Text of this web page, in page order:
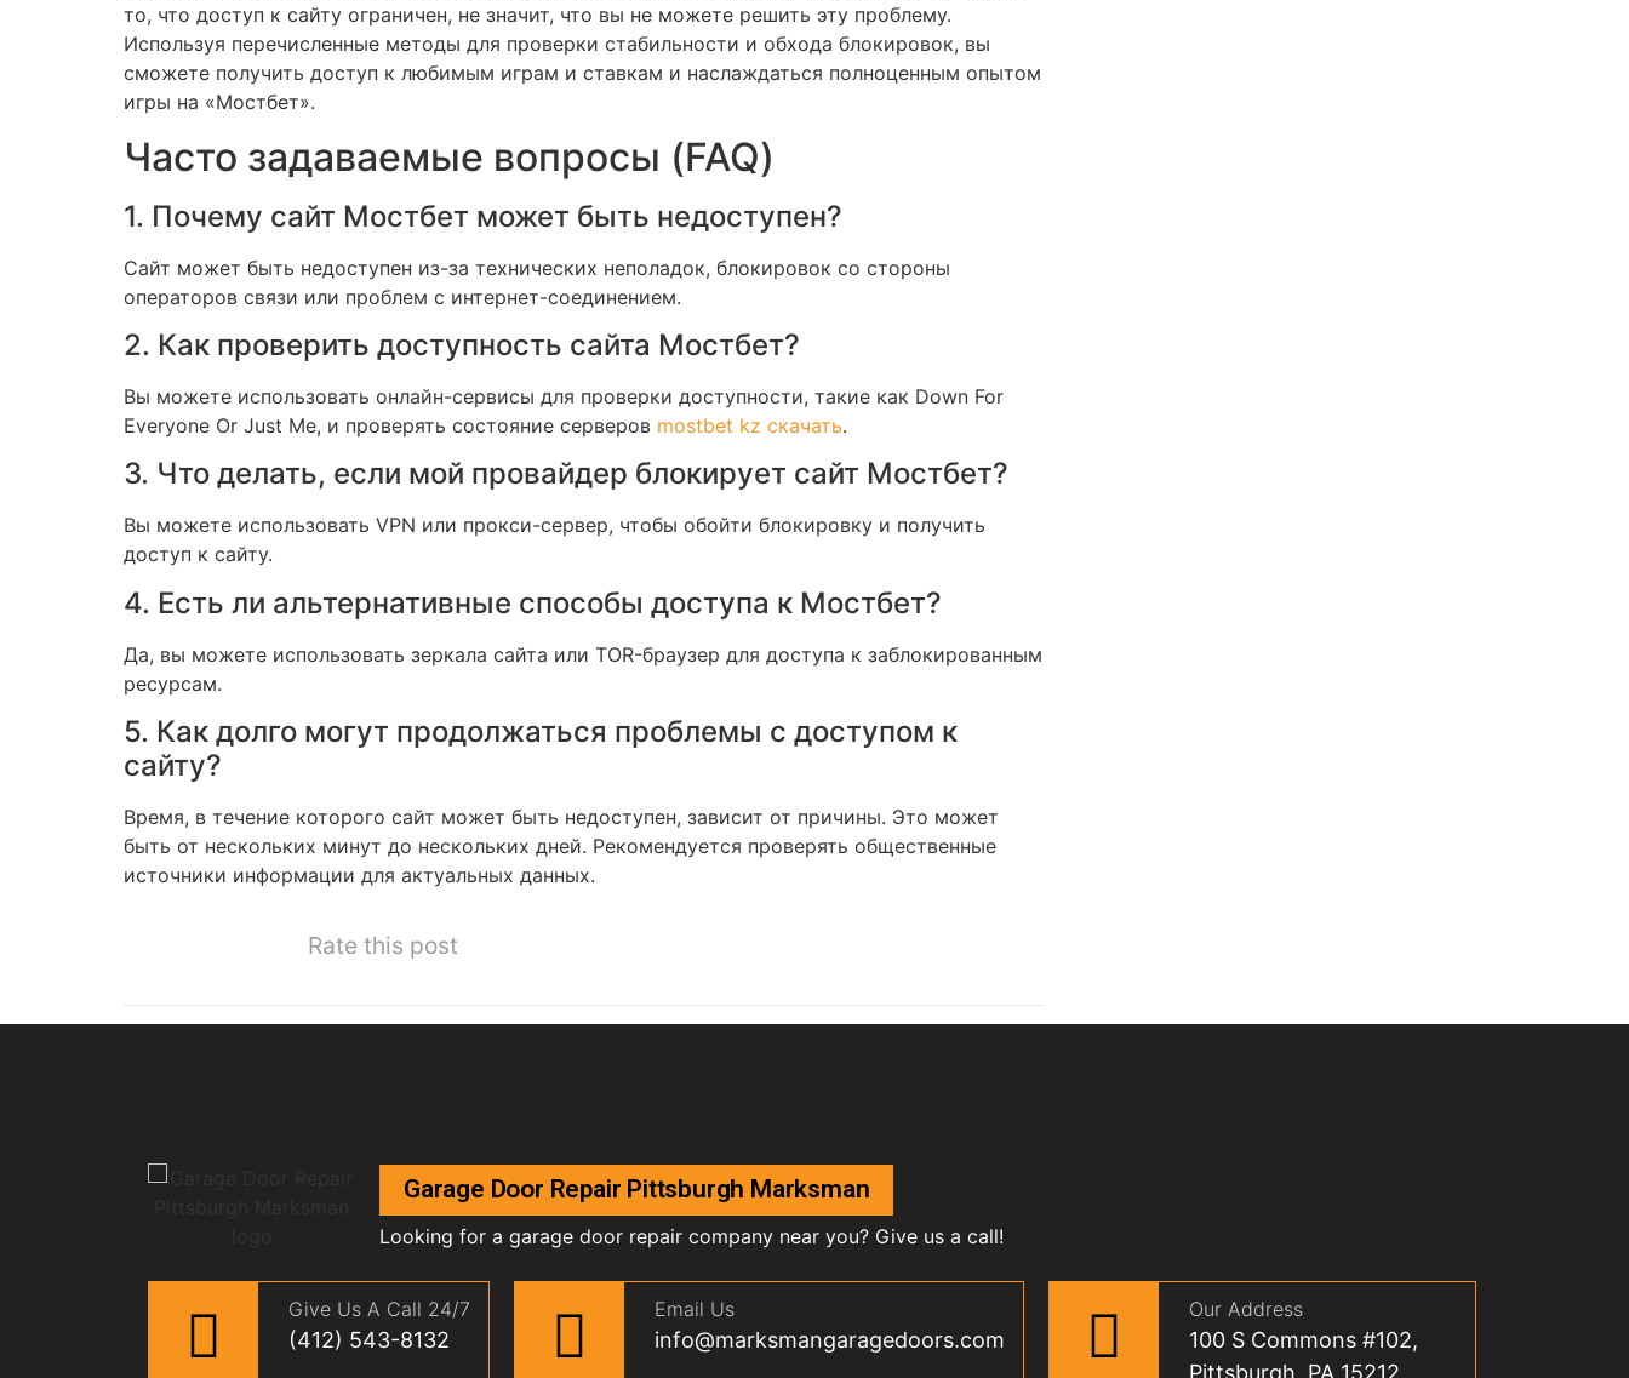
то, что доступ к сайту ограничен, не значит, что вы не можете решить эту проблему.
Используя перечисленные методы для проверки стабильности и обхода блокировок, вы
сможете получить доступ к любимым играм и ставкам и наслаждаться полноценным опытом
игры на «Мостбет».
Часто задаваемые вопросы (FAQ)
1. Почему сайт Мостбет может быть недоступен?
Сайт может быть недоступен из-за технических неполадок, блокировок со стороны
операторов связи или проблем с интернет-соединением.
2. Как проверить доступность сайта Мостбет?
Вы можете использовать онлайн-сервисы для проверки доступности, такие как Down For
Everyone Or Just Me, и проверять состояние серверов mostbet kz скачать.
3. Что делать, если мой провайдер блокирует сайт Мостбет?
Вы можете использовать VPN или прокси-сервер, чтобы обойти блокировку и получить
доступ к сайту.
4. Есть ли альтернативные способы доступа к Мостбет?
Да, вы можете использовать зеркала сайта или TOR-браузер для доступа к заблокированным
ресурсам.
5. Как долго могут продолжаться проблемы с доступом к
сайту?
Время, в течение которого сайт может быть недоступен, зависит от причины. Это может
быть от нескольких минут до нескольких дней. Рекомендуется проверять общественные
источники информации для актуальных данных.
Rate this post
Garage Door Repair Pittsburgh Marksman
Looking for a garage door repair company near you? Give us a call!
Give Us A Call 24/7
(412) 543-8132
Email Us
info@marksmangaragedoors.com
Our Address
100 S Commons #102,
Pittsburgh, PA 15212